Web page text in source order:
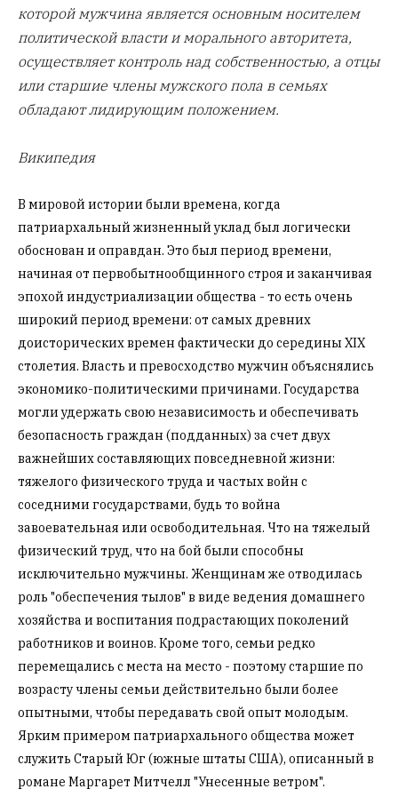
которой мужчина является основным носителем
политической власти и морального авторитета,
осуществляет контроль над собственностью, а отцы
или старшие члены мужского пола в семьях
обладают лидирующим положением.
Википедия
В мировой истории были времена, когда
патриархальный жизненный уклад был логически
обоснован и оправдан. Это был период времени,
начиная от первобытнообщинного строя и заканчивая
эпохой индустриализации общества - то есть очень
широкий период времени: от самых древних
доисторических времен фактически до середины XIX
столетия. Власть и превосходство мужчин объяснялись
экономико-политическими причинами. Государства
могли удержать свою независимость и обеспечивать
безопасность граждан (подданных) за счет двух
важнейших составляющих повседневной жизни:
тяжелого физического труда и частых войн с
соседними государствами, будь то война
завоевательная или освободительная. Что на тяжелый
физический труд, что на бой были способны
исключительно мужчины. Женщинам же отводилась
роль "обеспечения тылов" в виде ведения домашнего
хозяйства и воспитания подрастающих поколений
работников и воинов. Кроме того, семьи редко
перемещались с места на место - поэтому старшие по
возрасту члены семьи действительно были более
опытными, чтобы передавать свой опыт молодым.
Ярким примером патриархального общества может
служить Старый Юг (южные штаты США), описанный в
романе Маргарет Митчелл "Унесенные ветром".